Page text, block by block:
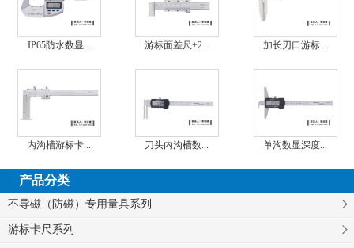
IP65防水数显... 游标面差尺±2... 加长刃口游标...
内沟槽游标卡... 刀头内沟槽数... 单沟数显深度...
产品分类
不导磁（防磁）专用量具系列
游标卡尺系列